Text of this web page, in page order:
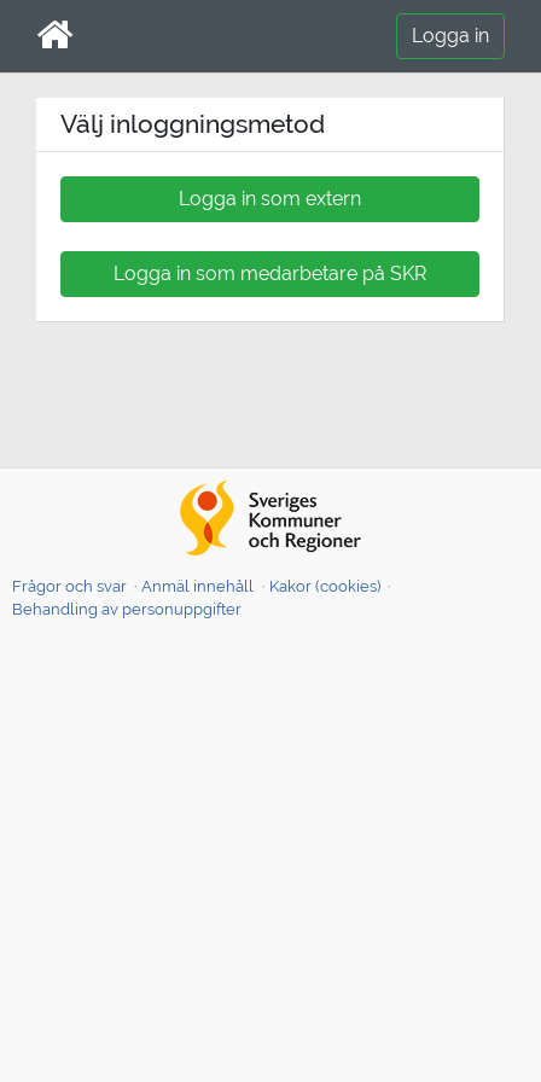
Logga in
Välkommen till SKR:s
Välj inloggningsmetod
Frågor och svar Anmäl innehåll
Kakor (cookies)
Behandling av personuppgifter